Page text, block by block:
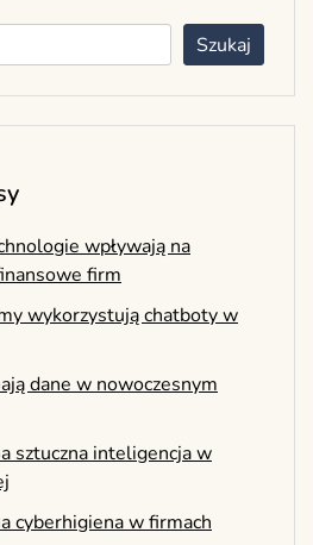
Szukaj
wpływają na
firm
wykorzystują chatboty w
dane w nowoczesnym
sztuczna inteligencja w
cyberhigiena w firmach